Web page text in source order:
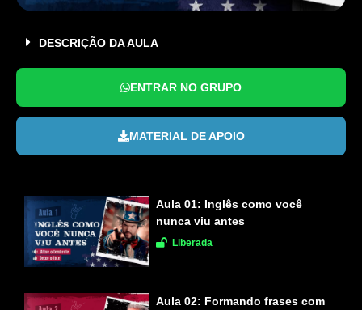
DESCRIÇÃO DA AULA
ENTRAR NO GRUPO
MATERIAL DE APOIO
Aula 01: Inglês como você
nunca viu antes
Liberada
Aula 02: Formando frases com